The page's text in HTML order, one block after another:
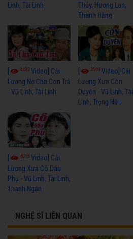
Linh, Tài Linh
Thủy, Hương Lan,
Thanh Hằng
4432 Video] Cải
Lương Nợ Cha Con Trả
- Vũ Linh, Tài Linh
3599Video] Cải
Lương Xưa Còn
Duyên - Vũ Linh, Tài
Linh, Trọng Hữu
4015 Video] Cải
Lương Xưa Cô Dâu
Phụ - Vũ Linh, Tài Linh,
Thanh Ngân
NGHỆ SĨ LIÊN QUAN